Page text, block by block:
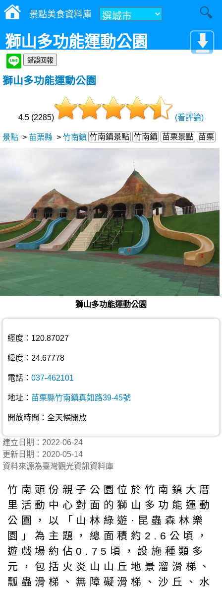
景點美食資料庫
獅山多功能運動公園
獅山多功能運動公園
4.5 (2285) (看評論)
景點 > 苗栗縣 > 竹南鎮 竹南鎮景點 竹南鎮 苗栗景點 苗栗
獅山多功能運動公園
經度：120.87027
緯度：24.67778
電話： 037-462101
地址： 苗栗縣竹南鎮真如路39-45號
開放時間：全天候開放
建立日期：2022-06-24
更新日期：2020-05-14
資料來源為臺灣觀光資訊資料庫
竹南頭份親子公園位於竹南鎮大厝
里活動中心對面的獅山多功能運動
公園，以「山林綠遊·昆蟲森林樂
園」為主題，總面積約2.6公頃，
遊戲場約佔0.75頃，設施種類多
元，包括火炎山山丘地景溜滑梯、
瓢蟲滑梯、無障礙滑梯、沙丘、水